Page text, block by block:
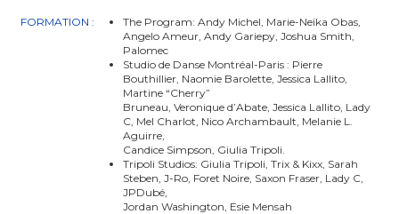
FORMATION :
The Program: Andy Michel, Marie-Neïka Obas,
Angelo Ameur, Andy Gariepy, Joshua Smith,
Palomec
Studio de Danse Montréal-Paris : Pierre
Bouthillier, Naomie Barolette, Jessica Lallito,
Martine “Cherry”
Bruneau, Veronique d’Abate, Jessica Lallito, Lady
C, Mel Charlot, Nico Archambault, Melanie L.
Aguirre,
Candice Simpson, Giulia Tripoli.
Tripoli Studios: Giulia Tripoli, Trix & Kixx, Sarah
Steben, J-Ro, Foret Noire, Saxon Fraser, Lady C,
JPDubé,
Jordan Washington, Esie Mensah